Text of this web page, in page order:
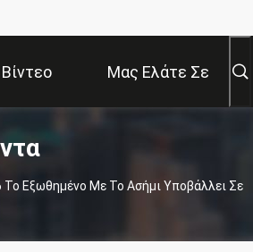
Βίντεο Μας Ελάτε Σε
Εξωθημένο Με Το Ασήμι Υποβάλλει Σε